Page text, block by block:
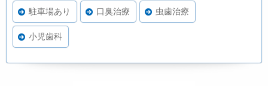
駐車場あり 口臭治療 虫歯治療
小児歯科